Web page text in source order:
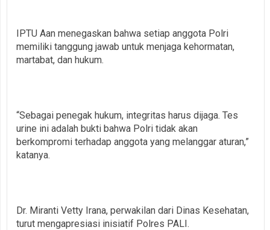
IPTU Aan menegaskan bahwa setiap anggota Polri
memiliki tanggung jawab untuk menjaga kehormatan,
martabat, dan hukum.
“Sebagai penegak hukum, integritas harus dijaga. Tes
urine ini adalah bukti bahwa Polri tidak akan
berkompromi terhadap anggota yang melanggar aturan,”
katanya.
Dr. Miranti Vetty Irana, perwakilan dari Dinas Kesehatan,
turut mengapresiasi inisiatif Polres PALI.